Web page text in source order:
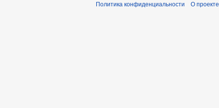
Политика конфиденциальности О проекте